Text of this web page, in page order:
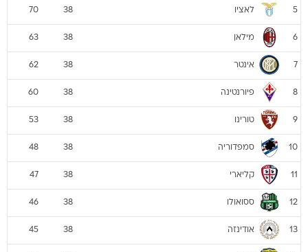
5 לאציו 38
70
6 מילאן 38
63
7 אינטר 38
62
8 פיורנטינה 38
60
9 טורינו 38
53
10 סמפדוריה 38
48
11 קליארי 38
47
12 ססואולו 38
46
13 אודינזה 38
45